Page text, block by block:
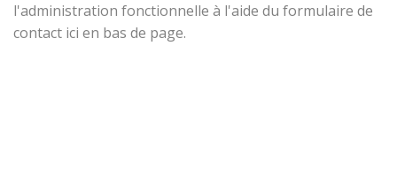
l'administration fonctionnelle à l'aide du formulaire de
contact ici en bas de page.